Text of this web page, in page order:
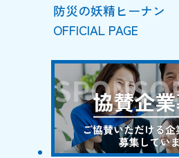
防災の妖精ヒーナン
OFFICIAL PAGE